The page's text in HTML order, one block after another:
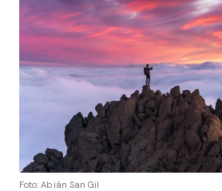
Foto: Abián San Gil